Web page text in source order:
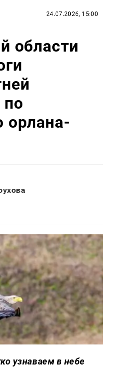
24.07.2026, 15:00
области
орлана-
узнаваем в небе